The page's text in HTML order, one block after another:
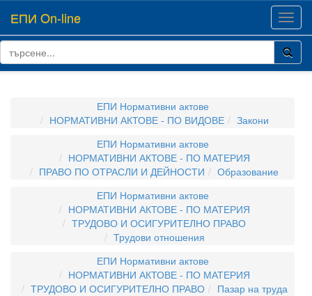
ЕПИ On-line
ЕПИ Нормативни актове
НОРМАТИВНИ АКТОВЕ - ПО ВИДОВЕ
Закони
ЕПИ Нормативни актове
НОРМАТИВНИ АКТОВЕ - ПО МАТЕРИЯ
ПРАВО ПО ОТРАСЛИ И ДЕЙНОСТИ
Образование
ЕПИ Нормативни актове
НОРМАТИВНИ АКТОВЕ - ПО МАТЕРИЯ
ТРУДОВО И ОСИГУРИТЕЛНО ПРАВО
Трудови отношения
ЕПИ Нормативни актове
НОРМАТИВНИ АКТОВЕ - ПО МАТЕРИЯ
ТРУДОВО И ОСИГУРИТЕЛНО ПРАВО
Пазар на труда